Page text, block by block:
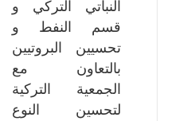
النباتي التركي و
قسم النفط و
تحسيين البروتيين
بالتعاون مع
الجمعية التركية
لتحسين النوع